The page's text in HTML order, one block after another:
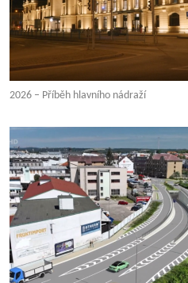
2026 – Příběh hlavního nádraží